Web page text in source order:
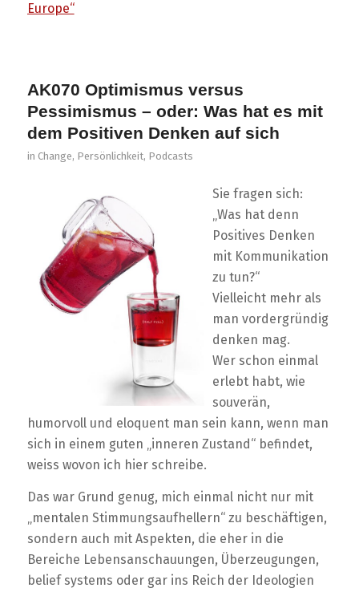
Europe“
AK070 Optimismus versus
Pessimismus – oder: Was hat es mit
dem Positiven Denken auf sich
in Change, Persönlichkeit, Podcasts
Sie fragen sich:
„Was hat denn
Positives Denken
mit Kommunikation
zu tun?“
Vielleicht mehr als
man vordergründig
denken mag.
Wer schon einmal
erlebt habt, wie
souverän,
humorvoll und eloquent man sein kann, wenn man
sich in einem guten „inneren Zustand“ befindet,
weiss wovon ich hier schreibe.
Das war Grund genug, mich einmal nicht nur mit
„mentalen Stimmungsaufhellern“ zu beschäftigen,
sondern auch mit Aspekten, die eher in die
Bereiche Lebensanschauungen, Überzeugungen,
belief systems oder gar ins Reich der Ideologien